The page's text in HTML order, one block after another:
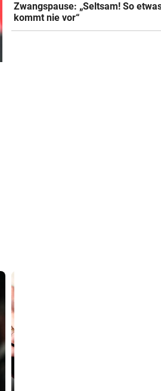
Zwangspause: „Seltsam! So
kommt nie vor“